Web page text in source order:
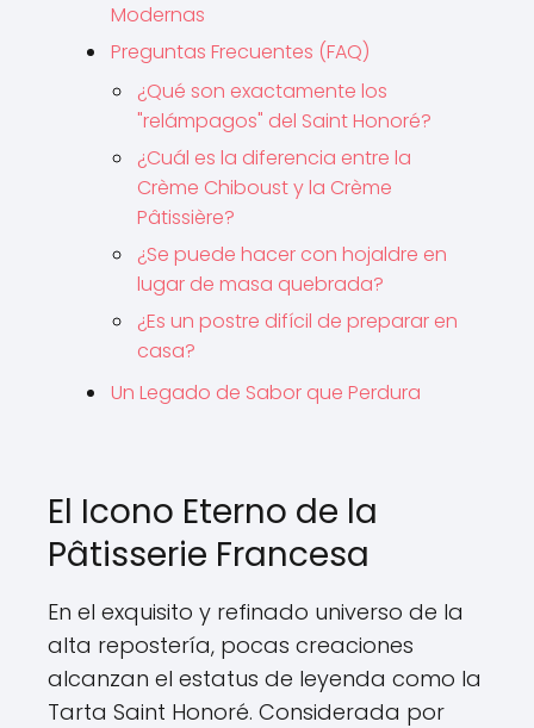
Modernas
Preguntas Frecuentes (FAQ)
¿Qué son exactamente los
"relámpagos" del Saint Honoré?
¿Cuál es la diferencia entre la
Crème Chiboust y la Crème
Pâtissière?
¿Se puede hacer con hojaldre en
lugar de masa quebrada?
¿Es un postre difícil de preparar en
casa?
Un Legado de Sabor que Perdura
El Icono Eterno de la
Pâtisserie Francesa
En el exquisito y refinado universo de la
alta repostería, pocas creaciones
alcanzan el estatus de leyenda como la
Tarta Saint Honoré. Considerada por